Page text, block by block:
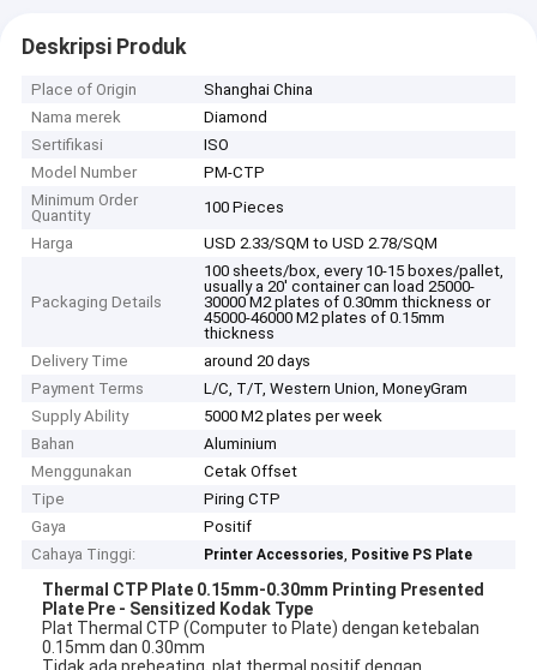
Deskripsi Produk
Place of Origin
Shanghai China
Nama merek
Diamond
Sertifikasi
ISO
Model Number
PM-CTP
Minimum Order
Quantity
100 Pieces
Harga
USD 2.33/SQM to USD 2.78/SQM
Packaging Details
100 sheets/box, every 10-15 boxes/pallet,
usually a 20' container can load 25000-
30000 M2 plates of 0.30mm thickness or
45000-46000 M2 plates of 0.15mm
thickness
Delivery Time
around 20 days
Payment Terms
L/C, T/T, Western Union, MoneyGram
Supply Ability
5000 M2 plates per week
Bahan
Aluminium
Menggunakan
Cetak Offset
Tipe
Piring CTP
Gaya
Positif
Cahaya Tinggi:
Printer Accessories, Positive PS Plate
Thermal CTP Plate 0.15mm-0.30mm Printing Presented
Plate Pre - Sensitized Kodak Type
Plat Thermal CTP (Computer to Plate) dengan ketebalan
0.15mm dan 0.30mm